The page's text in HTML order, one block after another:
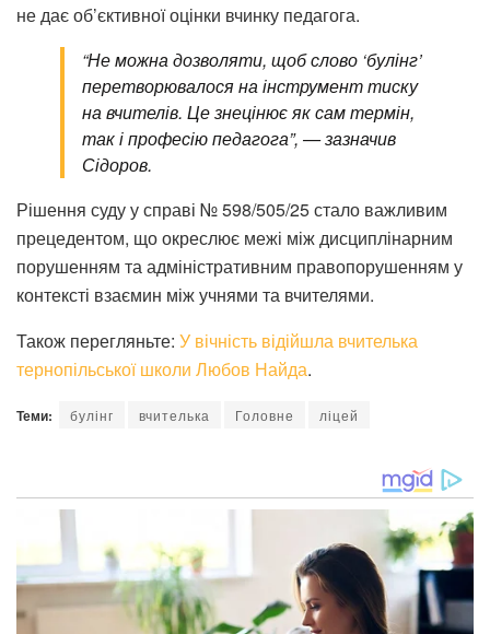
не дає об’єктивної оцінки вчинку педагога.
“Не можна дозволяти, щоб слово ‘булінг’
перетворювалося на інструмент тиску
на вчителів. Це знецінює як сам термін,
так і професію педагога”, — зазначив
Сідоров.
Рішення суду у справі № 598/505/25 стало важливим
прецедентом, що окреслює межі між дисциплінарним
порушенням та адміністративним правопорушенням у
контексті взаємин між учнями та вчителями.
Також перегляньте: У вічність відійшла вчителька
тернопільської школи Любов Найда.
Теми: булінг вчителька Головне ліцей